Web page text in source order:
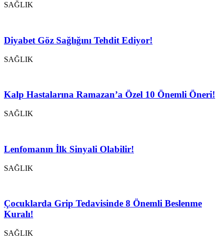
SAĞLIK
Diyabet Göz Sağlığını Tehdit Ediyor!
SAĞLIK
Kalp Hastalarına Ramazan’a Özel 10 Önemli Öneri!
SAĞLIK
Lenfomanın İlk Sinyali Olabilir!
SAĞLIK
Çocuklarda Grip Tedavisinde 8 Önemli Beslenme
Kuralı!
SAĞLIK